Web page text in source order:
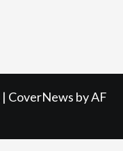
| CoverNews by AF